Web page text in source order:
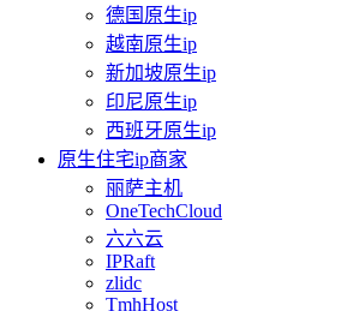
德国原生ip
越南原生ip
新加坡原生ip
印尼原生ip
西班牙原生ip
原生住宅ip商家
丽萨主机
OneTechCloud
六六云
IPRaft
zlidc
TmhHost